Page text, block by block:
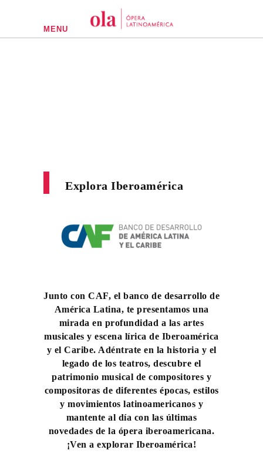
MENU
Explora Iberoamérica
Junto con CAF, el banco de desarrollo de
América Latina, te presentamos una
mirada en profundidad a las artes
musicales y escena lírica de Iberoamérica
y el Caribe. Adéntrate en la historia y el
legado de los teatros, descubre el
patrimonio musical de compositores y
compositoras de diferentes épocas, estilos
y movimientos latinoamericanos y
mantente al día con las últimas
novedades de la ópera iberoamericana.
¡Ven a explorar Iberoamérica!